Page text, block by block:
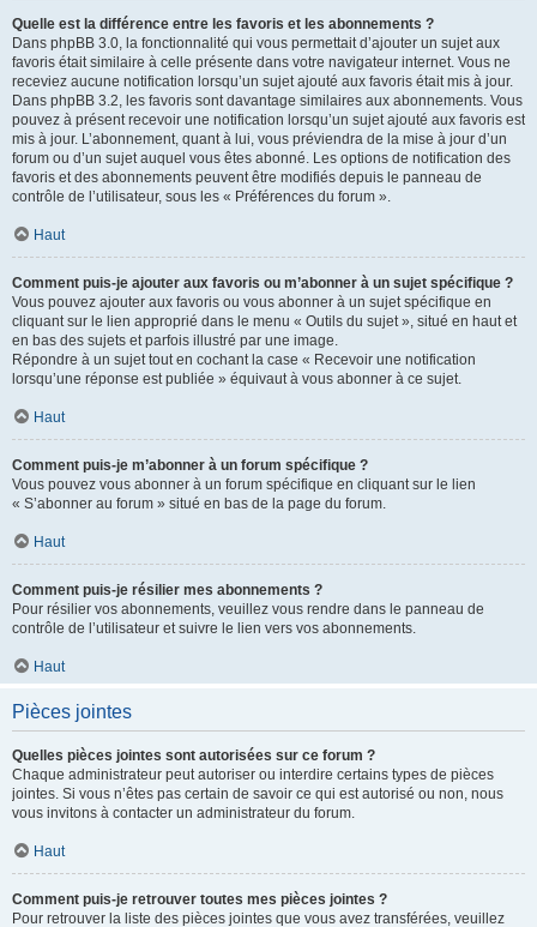
Quelle est la différence entre les favoris et les abonnements ?
Dans phpBB 3.0, la fonctionnalité qui vous permettait d’ajouter un sujet aux
favoris était similaire à celle présente dans votre navigateur internet. Vous ne
receviez aucune notification lorsqu’un sujet ajouté aux favoris était mis à jour.
Dans phpBB 3.2, les favoris sont davantage similaires aux abonnements. Vous
pouvez à présent recevoir une notification lorsqu’un sujet ajouté aux favoris est
mis à jour. L’abonnement, quant à lui, vous préviendra de la mise à jour d’un
forum ou d’un sujet auquel vous êtes abonné. Les options de notification des
favoris et des abonnements peuvent être modifiés depuis le panneau de
contrôle de l’utilisateur, sous les « Préférences du forum ».
Haut
Comment puis-je ajouter aux favoris ou m’abonner à un sujet spécifique ?
Vous pouvez ajouter aux favoris ou vous abonner à un sujet spécifique en
cliquant sur le lien approprié dans le menu « Outils du sujet », situé en haut et
en bas des sujets et parfois illustré par une image.
Répondre à un sujet tout en cochant la case « Recevoir une notification
lorsqu’une réponse est publiée » équivaut à vous abonner à ce sujet.
Haut
Comment puis-je m’abonner à un forum spécifique ?
Vous pouvez vous abonner à un forum spécifique en cliquant sur le lien
« S’abonner au forum » situé en bas de la page du forum.
Haut
Comment puis-je résilier mes abonnements ?
Pour résilier vos abonnements, veuillez vous rendre dans le panneau de
contrôle de l’utilisateur et suivre le lien vers vos abonnements.
Haut
Pièces jointes
Quelles pièces jointes sont autorisées sur ce forum ?
Chaque administrateur peut autoriser ou interdire certains types de pièces
jointes. Si vous n’êtes pas certain de savoir ce qui est autorisé ou non, nous
vous invitons à contacter un administrateur du forum.
Haut
Comment puis-je retrouver toutes mes pièces jointes ?
Pour retrouver la liste des pièces jointes que vous avez transférées, veuillez